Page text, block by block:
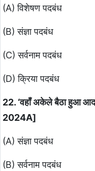
(A) विशेषण पदबंध
(B) संज्ञा पदबंध
(C) सर्वनाम पदबंध
(D) क्रिया पदबंध
22. ‘वहाँ अकेले बैठा हुआ
2024A]
(A) संज्ञा पदबंध
(B) सर्वनाम पदबंध